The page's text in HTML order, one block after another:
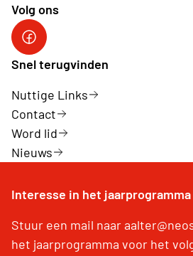
Volg ons
Link naar Neos Aalter Facebook
Snel terugvinden
Nuttige Links
Contact
Word lid
Nieuws
Interesse in het
Stuur een mail naar
het jaarprogramma voor het